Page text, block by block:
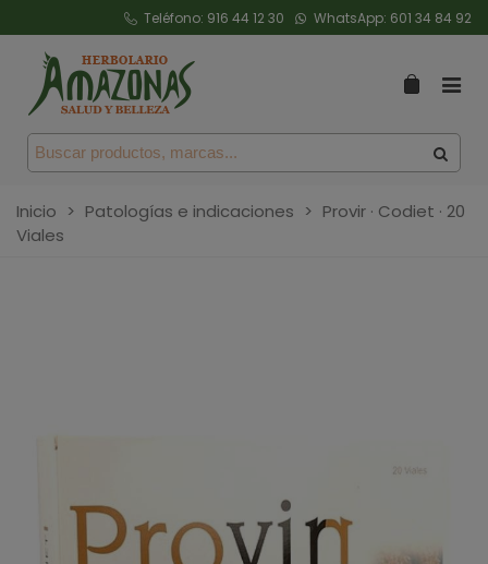
Teléfono: 916 44 12 30 WhatsApp: 601 34 84 92
Inicio > Patologías e indicaciones > Provir · Codiet · 20
Viales